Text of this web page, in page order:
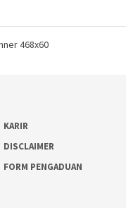
KARIR
DISCLAIMER
FORM PENGADUAN